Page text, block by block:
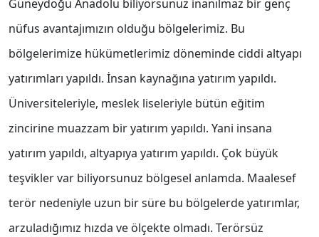
Güneydoğu Anadolu biliyorsunuz inanılmaz bir genç
nüfus avantajımızın olduğu bölgelerimiz. Bu
bölgelerimize hükümetlerimiz döneminde ciddi altyapı
yatırımları yapıldı. İnsan kaynağına yatırım yapıldı.
Üniversiteleriyle, meslek liseleriyle bütün eğitim
zincirine muazzam bir yatırım yapıldı. Yani insana
yatırım yapıldı, altyapıya yatırım yapıldı. Çok büyük
teşvikler var biliyorsunuz bölgesel anlamda. Maalesef
terör nedeniyle uzun bir süre bu bölgelerde yatırımlar,
arzuladığımız hızda ve ölçekte olmadı. Terörsüz